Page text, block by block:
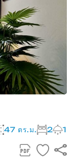
47 ตร.ม. 2 1